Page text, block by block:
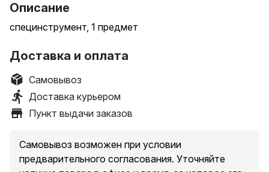
Описание
специнструмент, 1 предмет
Доставка и оплата
Самовывоз
Доставка курьером
Пункт выдачи заказов
Самовывоз возможен при условии
предварительного согласования. Уточняйте